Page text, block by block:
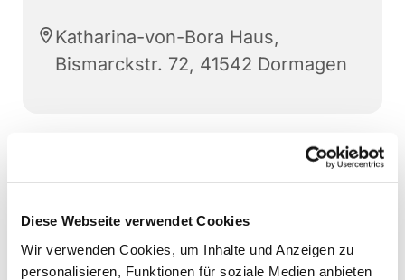
Diese Webseite verwendet Cookies
Wir verwenden Cookies, um Inhalte und Anzeigen zu
personalisieren, Funktionen für soziale Medien anbieten
Katharina-von-Bora Haus,
Bismarckstr. 72, 41542 Dormagen